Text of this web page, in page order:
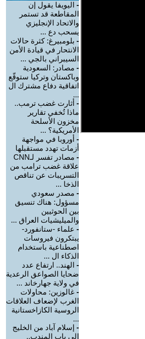
- اليويفا يقول إن
المقاطعة قد تستمر
والاتحاد الإنجليزي
يسحب دع ...
- بلومبيرغ: كثرة حالات
الانتحار في قيادة الأمن
السيبراني بالجي ...
- مصادر: السعودية
وباكستان وتركيا ستوقّع
اتفاقية دفاع مشترك ال
...
- أثارت غضب ترمب..
ماذا تُخفي تقارير
مخزون الأسلحة
الأمريكية؟ ...
- أوروبا في مواجهة
أزمات تهدد مستقبلها
-
مصادر تفسر لـCNN
علاقة غضب ترامب من
التسريبات عن تناقص
الذخا ...
- مصدر سعودي
مسؤول: هناك تنسيق
بين الحوثيين
والميليشيات العراق ...
- علماء -ستانفورد-
يبتكرون فيروسات
اصطناعية باستخدام
الذكاء ال ...
- الهند.. ارتفاع عدد
ضحايا الصواعق الرعدية
في ولاية جهارخاند ...
- غالوزين: محاولات
الغرب لإضعاف العلاقات
الروسية الكازاخستانية
...
- إسلام آباد من الخليج
إلى باب المندب..